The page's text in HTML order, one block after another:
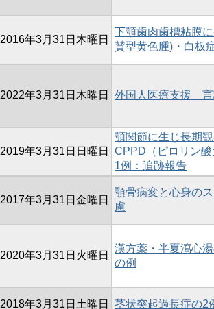
2016年3月31日木曜日
下顎歯肉歯槽粘膜
賛型黄色腫)・白板
2022年3月31日木曜日 外国人医療支援 言
2019年3月31日日曜日
顎関節に生じ長期
CPPD（ピロリン
1例：追跡報告
2017年3月31日金曜日
顎骨病変と心身の
慮
2020年3月31日火曜日
漢方薬・半夏瀉心
の例
2018年3月31日土曜日 茎状突起過長症の2